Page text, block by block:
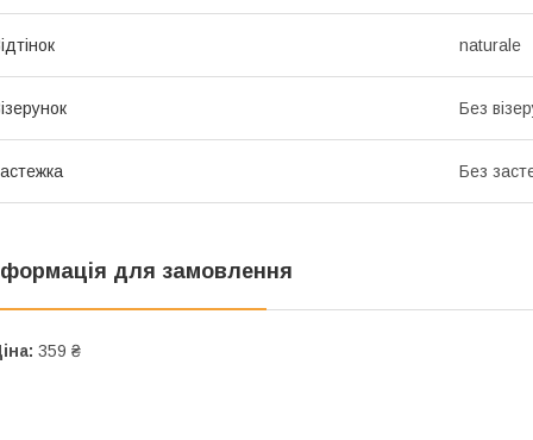
naturale
Без
Без
для замовлення
359 ₴